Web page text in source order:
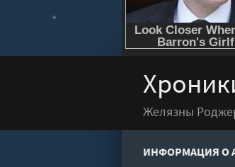
Желязны
ИНФОРМАЦИЯ О